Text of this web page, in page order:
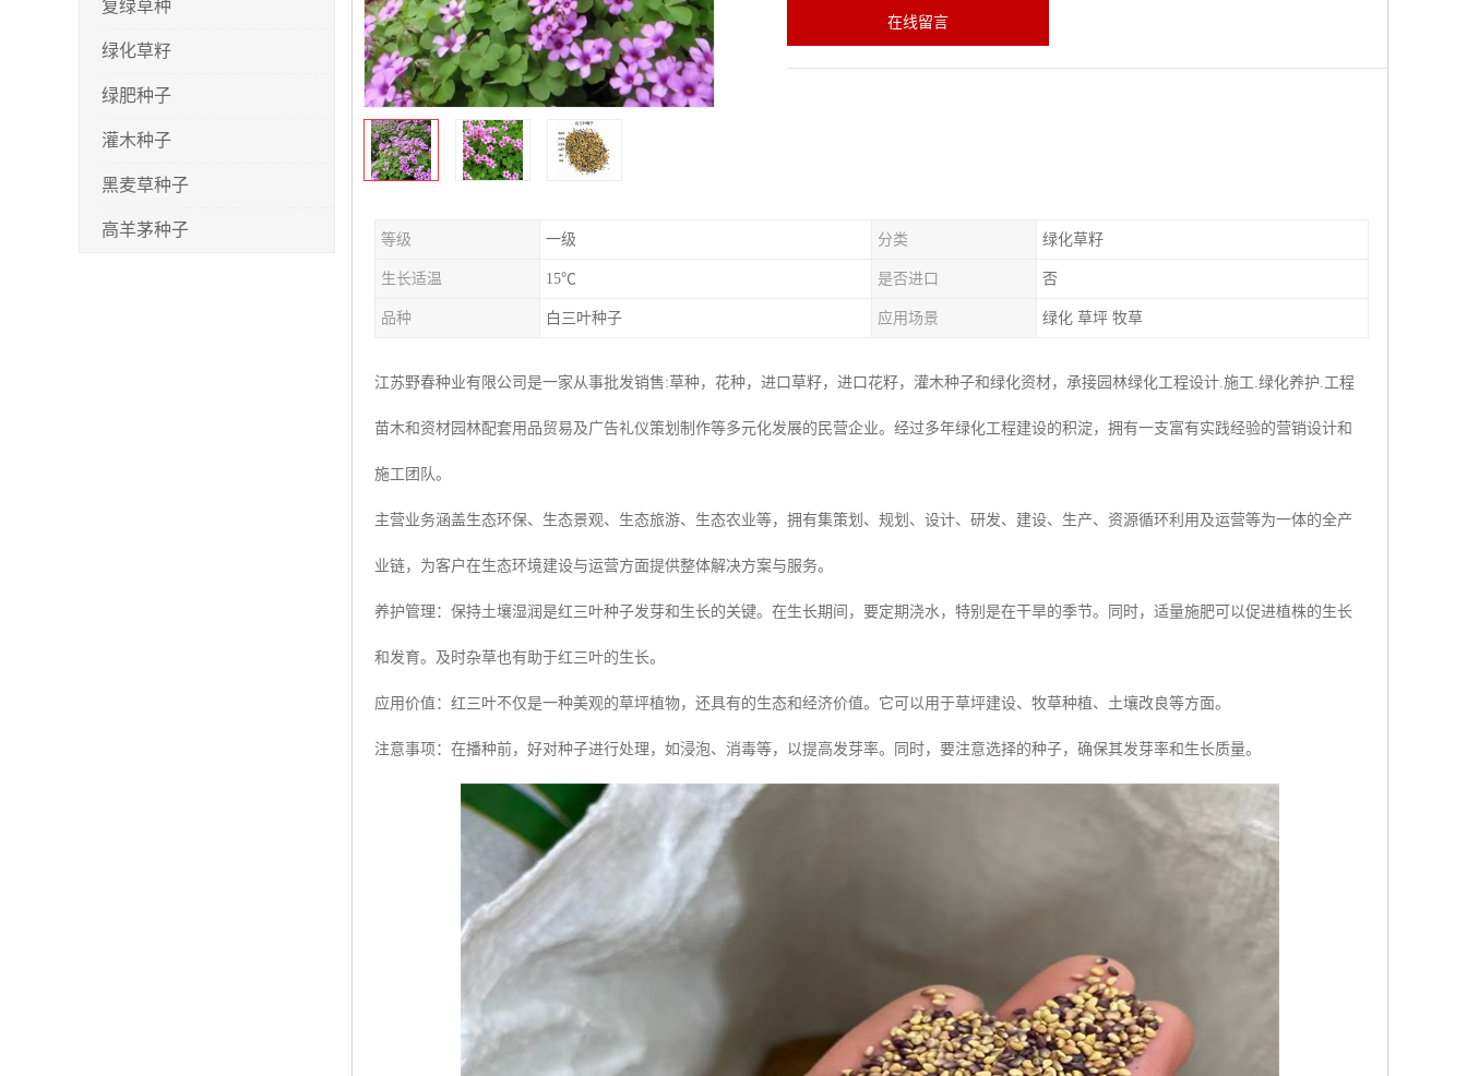
复绿草种
绿化草籽
绿肥种子
灌木种子
黑麦草种子
高羊茅种子
在线留言
等级 一级 分类 绿化草籽
生长适温 15℃ 是否进口 否
品种 白三叶种子 应用场景 绿化 草坪 牧草
江苏野春种业有限公司是一家从事批发销售:草种，花种，进口草籽，进口花籽，灌木种子和绿化资材，承接园林绿化工程设计.施工.绿化养护.工程
苗木和资材园林配套用品贸易及广告礼仪策划制作等多元化发展的民营企业。经过多年绿化工程建设的积淀，拥有一支富有实践经验的营销设计和
施工团队。
主营业务涵盖生态环保、生态景观、生态旅游、生态农业等，拥有集策划、规划、设计、研发、建设、生产、资源循环利用及运营等为一体的全产
业链，为客户在生态环境建设与运营方面提供整体解决方案与服务。
养护管理：保持土壤湿润是红三叶种子发芽和生长的关键。在生长期间，要定期浇水，特别是在干旱的季节。同时，适量施肥可以促进植株的生长
和发育。及时杂草也有助于红三叶的生长。
应用价值：红三叶不仅是一种美观的草坪植物，还具有的生态和经济价值。它可以用于草坪建设、牧草种植、土壤改良等方面。
注意事项：在播种前，好对种子进行处理，如浸泡、消毒等，以提高发芽率。同时，要注意选择的种子，确保其发芽率和生长质量。